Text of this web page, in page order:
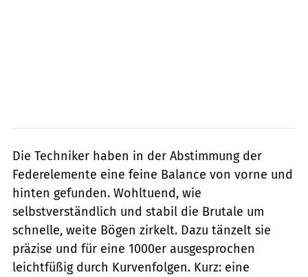
Die Techniker haben in der Abstimmung der
Federelemente eine feine Balance von vorne und
hinten gefunden. Wohltuend, wie
selbstverständlich und stabil die Brutale um
schnelle, weite Bögen zirkelt. Dazu tänzelt sie
präzise und für eine 1000er ausgesprochen
leichtfüßig durch Kurvenfolgen. Kurz: eine